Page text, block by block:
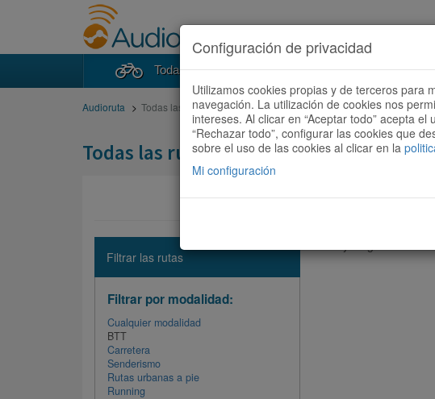
Todas las rutas Buscador de rutas
Audioruta Todas las rutas
Todas las rutas
Filtrar las rutas
Filtrar por modalidad:
Cualquier modalidad
BTT
Carretera
Senderismo
Rutas urbanas a pie
Running
Configuración de privacidad
Utilizamos cookies propias y de terceros para
navegación. La utilización de cookies nos
intereses. Al clicar en “Aceptar todo” acepta
“Rechazar todo”, configurar las cookies que
sobre el uso de las cookies al clicar en la
Mi configuración